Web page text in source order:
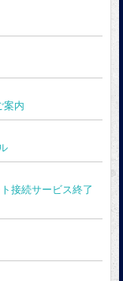
案内
ト接続サービス終了